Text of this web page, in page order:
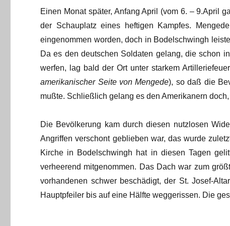
Einen Monat später, Anfang April (vom 6. – 9.April
der Schauplatz eines heftigen Kampfes.
eingenommen worden, doch in Bodelschwingh
Da es den deutschen Soldaten gelang, die schon
werfen, lag bald der Ort unter starkem
amerikanischer Seite von Mengede), so daß die
mußte. Schließlich gelang es den Amerikanern
Die Bevölkerung kam durch diesen nutzlosen
Angriffen verschont geblieben war, das wurde
Kirche in Bodelschwingh hat in diesen Tagen
verheerend mitgenommen. Das Dach war zum
vorhandenen schwer beschädigt, der St. Josef-
Hauptpfeiler bis auf eine Hälfte weggerissen. Die